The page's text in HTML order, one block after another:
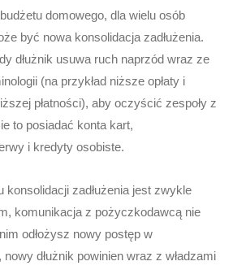
domowego, dla wielu osób
być nowa konsolidacja zadłużenia.
dłużnik usuwa ruch naprzód wraz ze
(na przykład niższe opłaty i
płatności), aby oczyścić zespoły z
to posiadać konta kart,
i kredyty osobiste.
konsolidacji zadłużenia jest zwykle
komunikacja z pożyczkodawcą nie
odłożysz nowy postęp w
dłużnik powinien wraz z władzami